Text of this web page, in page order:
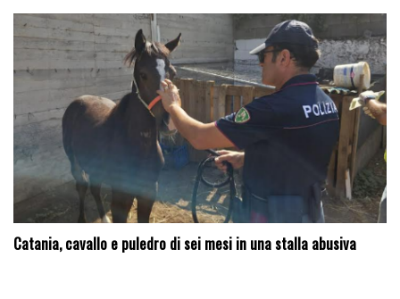
Catania, cavallo e puledro di sei mesi in una stalla abusiva